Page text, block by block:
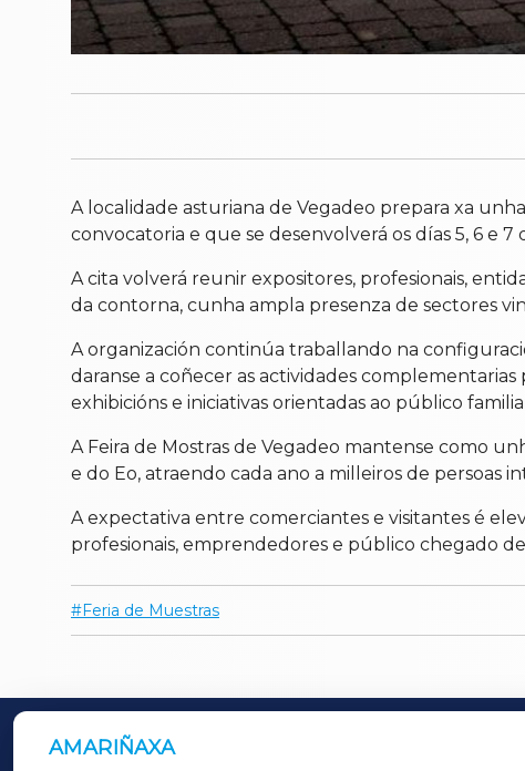
A localidade asturiana de Vegadeo prepara xa
convocatoria e que se desenvolverá os días 5, 6 e
A cita volverá reunir expositores, profesionais,
da contorna, cunha ampla presenza de sectores
A organización continúa traballando na
daranse a coñecer as actividades
exhibicións e iniciativas orientadas ao público
A Feira de Mostras de Vegadeo mantense como
e do Eo, atraendo cada ano a milleiros de
A expectativa entre comerciantes e visitantes é
profesionais, emprendedores e público chegado
Feria de Muestras
AMARIÑAXA
OUTROS PERIÓDICOS